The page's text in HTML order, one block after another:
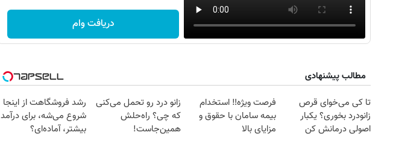
دریافت وام
مطالب پیشنهادی
تا کی می‌خوای قرص
زانودرد بخوری؟ یکبار
اصولی درمانش کن
فرصت ویژه‼️ استخدام
بیمه سامان با حقوق و
مزایای بالا
زانو درد رو تحمل می‌کنی
که چی؟ راه‌حلش
همین‌جاست!
رشد فروشگاهت از اینجا
شروع می‌شه، برای درآمد
بیشتر، آماده‌ای؟